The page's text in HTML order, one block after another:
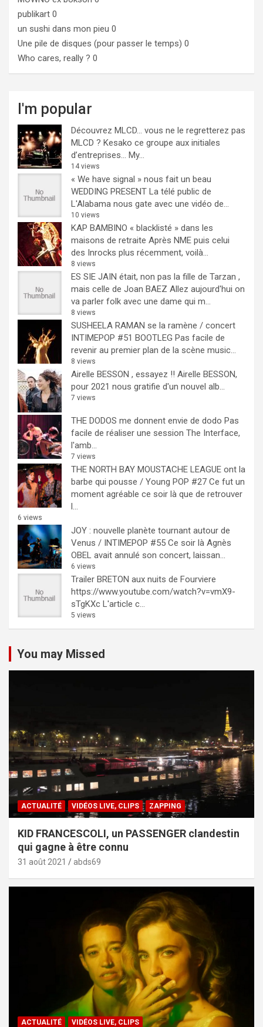
publikart 0
un sushi dans mon pieu 0
Une pile de disques (pour passer le temps) 0
Who cares, really ? 0
I'm popular
Découvrez MLCD… vous ne le regretterez pas
MLCD ? Kesako ce groupe aux initiales
d’entreprises… My...
14 views
« We have signal » nous fait un beau
WEDDING PRESENT La télé public de
L'Alabama nous gate avec une vidéo de...
10 views
KAP BAMBINO « blacklisté » dans les
maisons de retraite Après NME puis celui
des Inrocks plus récemment, voilà...
8 views
ES SIE JAIN était, non pas la fille de Tarzan ,
mais celle de Joan BAEZ Allez aujourd'hui on
va parler folk avec une dame qui m...
8 views
SUSHEELA RAMAN se la ramène / concert
INTIMEPOP #51 BOOTLEG Pas facile de
revenir au premier plan de la scène music...
8 views
Airelle BESSON , essayez !! Airelle BESSON,
pour 2021 nous gratifie d'un nouvel alb...
7 views
THE DODOS me donnent envie de dodo Pas
facile de réaliser une session The Interface,
l'amb...
7 views
THE NORTH BAY MOUSTACHE LEAGUE ont la
barbe qui pousse / Young POP #27 Ce fut un
moment agréable ce soir là que de retrouver
l...
6 views
JOY : nouvelle planète tournant autour de
Venus / INTIMEPOP #55 Ce soir là Agnès
OBEL avait annulé son concert, laissan...
6 views
Trailer BRETON aux nuits de Fourviere
https://www.youtube.com/watch?v=vmX9-
sTgKXc L'article c...
5 views
You may Missed
ACTUALITÉ VIDÉOS LIVE, CLIPS ZAPPING
KID FRANCESCOLI, un PASSENGER clandestin
qui gagne à être connu
31 août 2021 abds69
ACTUALITÉ VIDÉOS LIVE, CLIPS